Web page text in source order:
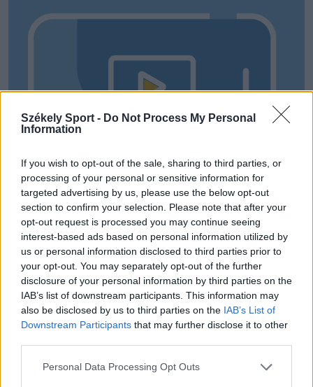
Székely Sport - Do Not Process My Personal
Information
If you wish to opt-out of the sale, sharing to third parties, or
processing of your personal or sensitive information for
targeted advertising by us, please use the below opt-out
section to confirm your selection. Please note that after your
opt-out request is processed you may continue seeing
interest-based ads based on personal information utilized by
us or personal information disclosed to third parties prior to
your opt-out. You may separately opt-out of the further
disclosure of your personal information by third parties on the
IAB’s list of downstream participants. This information may
also be disclosed by us to third parties on the IAB’s List of
Downstream Participants that may further disclose it to other
Personal Data Processing Opt Outs
CSÍKSZÉK